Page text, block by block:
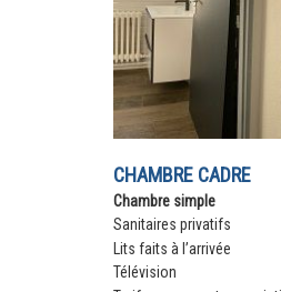
CHAMBRE CADRE
Chambre simple
Sanitaires privatifs
Lits faits à l’arrivée
Télévision